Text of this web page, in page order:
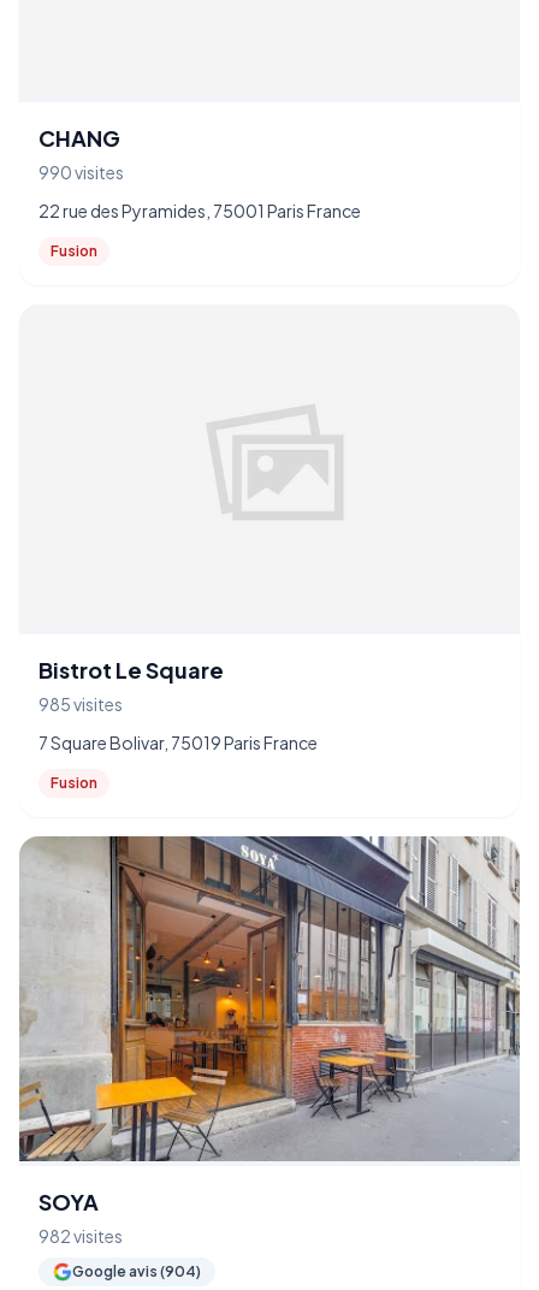
CHANG
990 visites
22 rue des Pyramides, 75001 Paris France
Fusion
Bistrot Le Square
985 visites
7 Square Bolivar, 75019 Paris France
Fusion
SOYA
982 visites
Google avis (904)